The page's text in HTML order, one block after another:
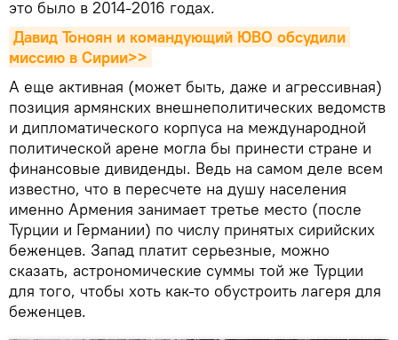
это было в 2014-2016 годах.
Давид Тоноян и командующий ЮВО обсудили
миссию в Сирии>>
А еще активная (может быть, даже и агрессивная)
позиция армянских внешнеполитических ведомств
и дипломатического корпуса на международной
политической арене могла бы принести стране и
финансовые дивиденды. Ведь на самом деле всем
известно, что в пересчете на душу населения
именно Армения занимает третье место (после
Турции и Германии) по числу принятых сирийских
беженцев. Запад платит серьезные, можно
сказать, астрономические суммы той же Турции
для того, чтобы хоть как-то обустроить лагеря для
беженцев.